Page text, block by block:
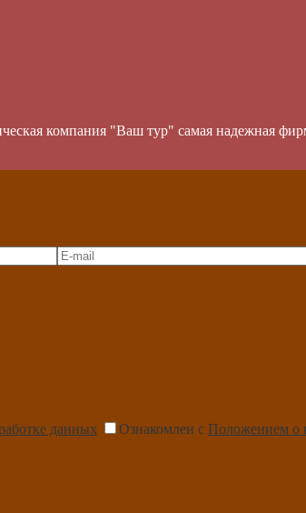
компания "Ваш тур" самая надежная
данных Ознакомлен с Положением о